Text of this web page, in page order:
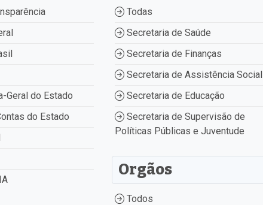
Geral do Estado
do Estado
Todas
Secretaria de Saúde
Secretaria de Finanças
Secretaria de Assistência Social
Secretaria de Educação
Secretaria de Supervisão de
Políticas Públicas e Juventude
Orgãos
Todos